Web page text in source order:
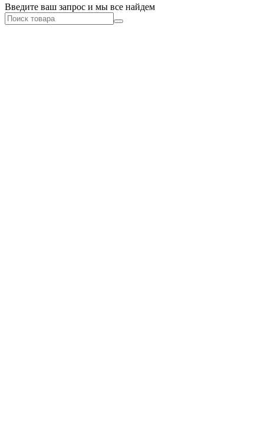
Введите ваш запрос и мы все найдем